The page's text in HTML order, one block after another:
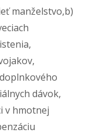
manželstvo,b)
dávok,
v hmotnej